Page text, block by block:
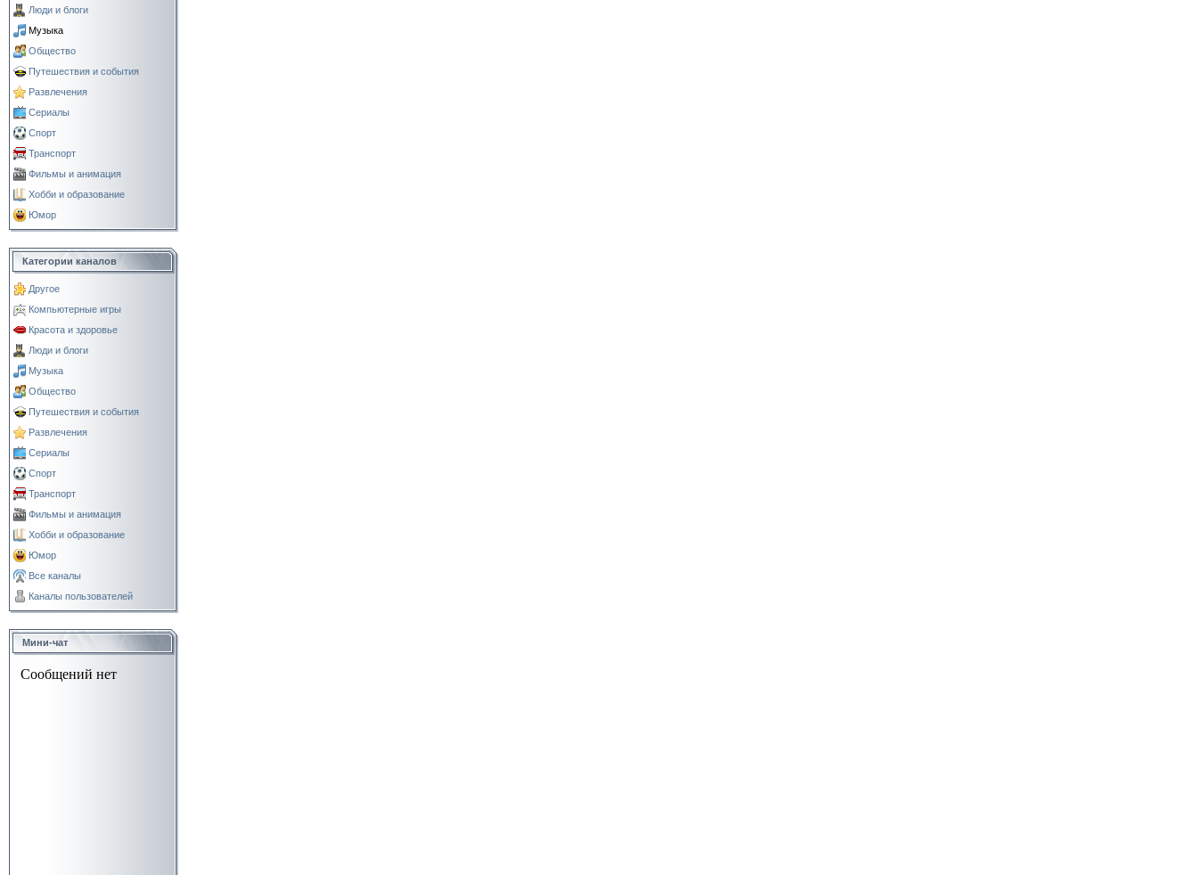
Люди и блоги
Музыка
Общество
Путешествия и события
Развлечения
Сериалы
Спорт
Транспорт
Фильмы и анимация
Хобби и образование
Юмор
Категории каналов
Другое
Компьютерные игры
Красота и здоровье
Люди и блоги
Музыка
Общество
Путешествия и события
Развлечения
Сериалы
Спорт
Транспорт
Фильмы и анимация
Хобби и образование
Юмор
Все каналы
Каналы пользователей
Мини-чат